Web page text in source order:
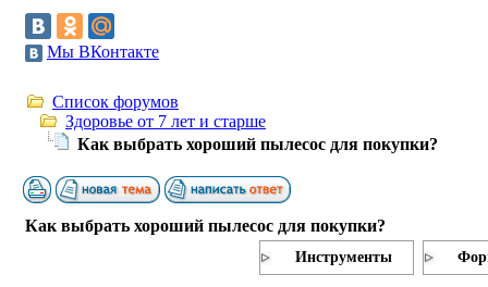
Мы ВКонтакте
Список форумов
Здоровье от 7 лет и старше
Как выбрать хороший пылесос для покупки?
Как выбрать хороший пылесос для покупки?
Инструменты